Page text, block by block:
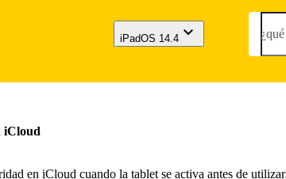
iPadOS 14.4
iCloud
en iCloud cuando la tablet se activa antes de